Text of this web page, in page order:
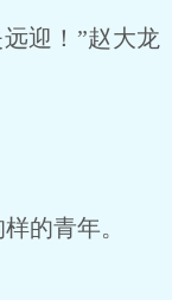
迎！”赵大龙
的青年。